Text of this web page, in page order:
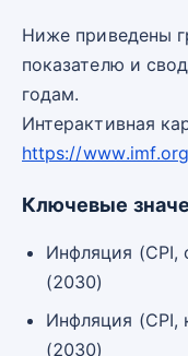
Ниже приведены
показателю и
годам.
Интерактивная
https://
Ключевые
Инфляция (CPI,
(2030)
Инфляция (CPI,
(2030)